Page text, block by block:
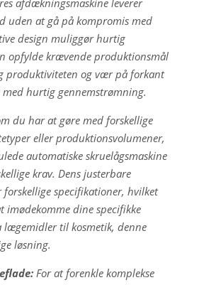
afdækningsmaskine leverer
uden at gå på kompromis med
design muliggør hurtig
opfylde krævende produktionsmål
produktiviteten og vær på forkant
hurtig gennemstrømning.
du har at gøre med forskellige
eller produktionsvolumener,
automatiske skruelågsmaskine
krav. Dens justerbare
specifikationer, hvilket
dine specifikke
lægemidler til kosmetik, denne
løsning.
For at forenkle komplekse